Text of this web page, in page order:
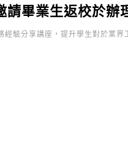
畢業生返校於辦
驗分享講座，提升學生對於業